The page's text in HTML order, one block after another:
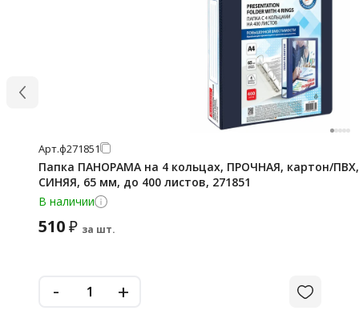
Арт.ф271851
Папка ПАНОРАМА на 4 кольцах, ПРОЧНАЯ, картон/ПВХ,
СИНЯЯ, 65 мм, до 400 листов, 271851
В наличии
510₽ за шт.
- +